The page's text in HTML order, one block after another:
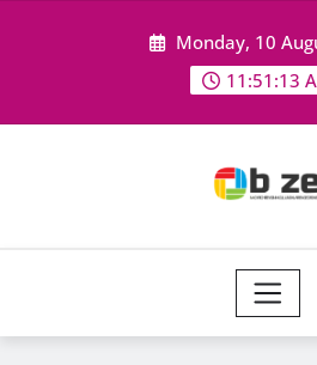
Monday, 10
11:51:14